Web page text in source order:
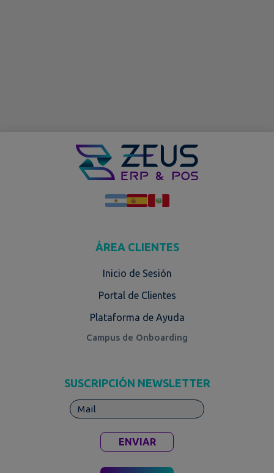
ÁREA CLIENTES
Inicio de Sesión
Portal de Clientes
Plataforma de Ayuda
Campus de Onboarding
SUSCRIPCIÓN NEWSLETTER
ENVIAR